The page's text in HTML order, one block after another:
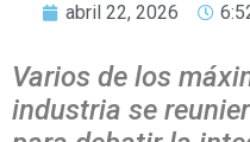
abril 22, 2026
Varios de los
industria se